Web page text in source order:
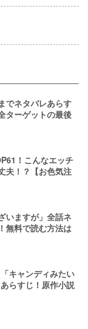
でネタバレあらす
ターゲットの最後
！こんなエッチ
夫！？【お色気注
いますが」全話ネ
無料で読む方法は
キャンディみたい
らすじ！原作小説